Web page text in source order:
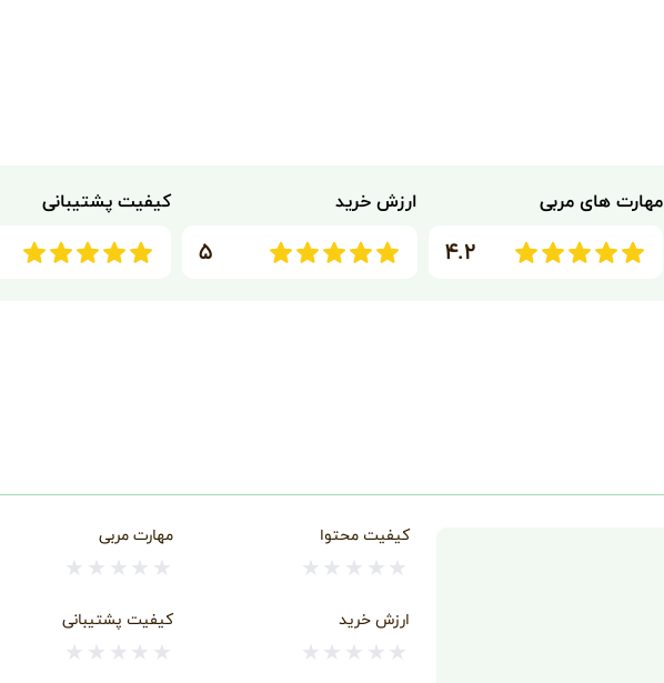
مهارت های مربی
۴.۲
ارزش خرید
۵
کیفیت پشتیبانی
کیفیت محتوا
★ ★ ★ ★ ★
مهارت مربی
★ ★ ★ ★ ★
ارزش خرید
★ ★ ★ ★ ★
کیفیت پشتیبانی
★ ★ ★ ★ ★